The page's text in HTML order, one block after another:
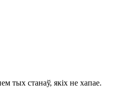
тых станаў, якіх не хапае.